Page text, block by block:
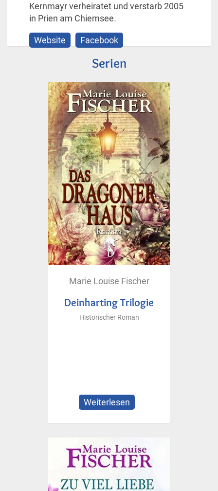
Kernmayr verheiratet und verstarb 2005
in Prien am Chiemsee.
Website Facebook
Serien
Marie Louise Fischer
Deinharting Trilogie
Historischer Roman
Weiterlesen
Trilogie